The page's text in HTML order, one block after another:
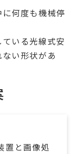
何度も機械停
いる光線式安
い形状があ
置と画像処